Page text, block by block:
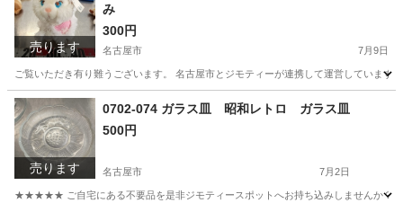
売ります
み
300円
名古屋市 7月9日
ご覧いただき有り難うございます。 名古屋市とジモティーが連携して運営してい
愛知 名古屋市 リユース
売ります
0702-074 ガラス皿 昭和レトロ ガラス皿
500円
名古屋市 7月2日
★★★★★ ご自宅にある不要品を是非ジモティースポットへお持ち込みしませんか？